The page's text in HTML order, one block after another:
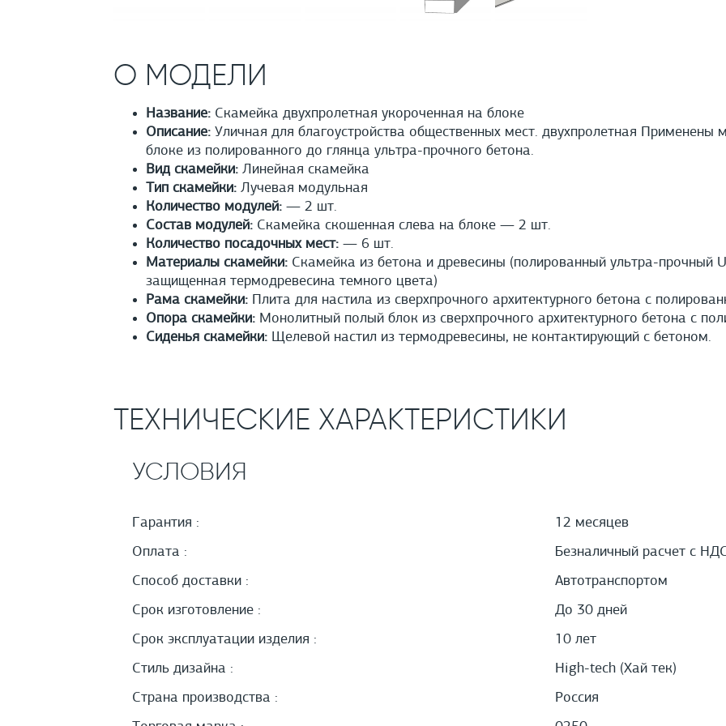
О МОДЕЛИ
Название: Скамейка двухпролетная укороченная на блоке
Описание: Уличная для благоустройства общественных мест. двухпролетная
блоке из полированного до глянца ультра-прочного бетона.
Вид скамейки: Линейная скамейка
Тип скамейки: Лучевая модульная
Количество модулей: — 2 шт.
Состав модулей: Скамейка скошенная слева на блоке — 2 шт.
Количество посадочных мест: — 6 шт.
Материалы скамейки: Скамейка из бетона и древесины (полированный ультра-прочный
защищенная термодревесина темного цвета)
Рама скамейки: Плита для настила из сверхпрочного архитектурного бетона с
Опора скамейки: Монолитный полый блок из сверхпрочного архитектурного бетона с
Сиденья скамейки: Щелевой настил из термодревесины, не контактирующий с бетоном.
ТЕХНИЧЕСКИЕ ХАРАКТЕРИСТИКИ
УСЛОВИЯ
Гарантия :
12 месяцев
Оплата :
Безналичный расчет с
Способ доставки :
Автотранспортом
Срок изготовление :
До 30 дней
Срок эксплуатации изделия :
10 лет
Стиль дизайна :
High-tech (Хай тек)
Страна производства :
Россия